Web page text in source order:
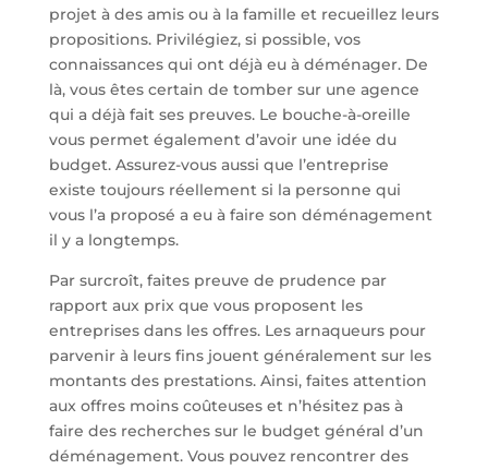
projet à des amis ou à la famille et recueillez leurs
propositions. Privilégiez, si possible, vos
connaissances qui ont déjà eu à déménager. De
là, vous êtes certain de tomber sur une agence
qui a déjà fait ses preuves. Le bouche-à-oreille
vous permet également d’avoir une idée du
budget. Assurez-vous aussi que l’entreprise
existe toujours réellement si la personne qui
vous l’a proposé a eu à faire son déménagement
il y a longtemps.
Par surcroît, faites preuve de prudence par
rapport aux prix que vous proposent les
entreprises dans les offres. Les arnaqueurs pour
parvenir à leurs fins jouent généralement sur les
montants des prestations. Ainsi, faites attention
aux offres moins coûteuses et n’hésitez pas à
faire des recherches sur le budget général d’un
déménagement. Vous pouvez rencontrer des